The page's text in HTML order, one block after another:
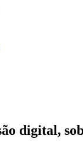
digital,